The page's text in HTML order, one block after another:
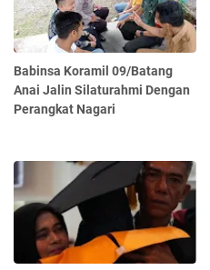
Babinsa Koramil 09/Batang
Anai Jalin Silaturahmi Dengan
Perangkat Nagari